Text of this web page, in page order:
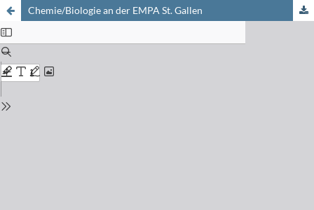
Chemie/Biologie an der EMPA St. Gallen